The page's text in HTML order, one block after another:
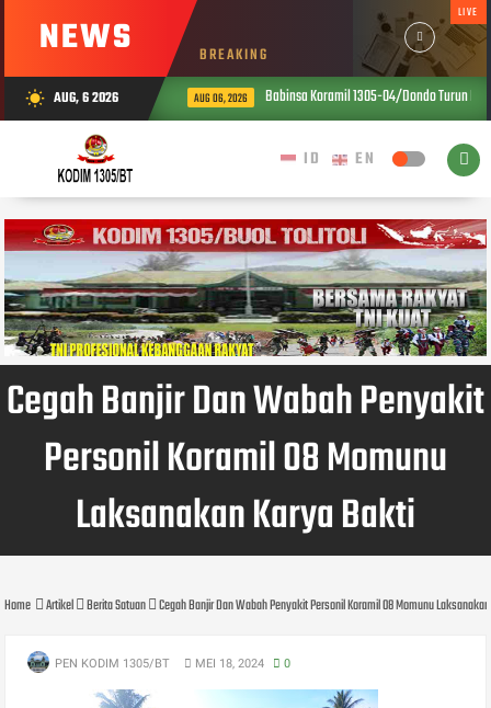
NEWS BREAKING
LIVE
wb_sunny AUG, 6 2026 AUG 06, 2026 Babinsa Koramil 1305-04/Dondo Turun
Cegah Banjir Dan Wabah Penyakit
Personil Koramil 08 Momunu
Laksanakan Karya Bakti
Home Artikel Berita Satuan Cegah Banjir Dan Wabah Penyakit Personil Koramil 08 Momunu
PEN KODIM 1305/BT MEI 18, 2024 0